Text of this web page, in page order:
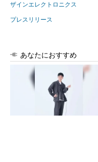
ザインエレクトロニクス
プレスリリース
あなたにおすすめ